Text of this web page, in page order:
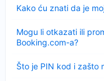
Kako ću znati da je
Mogu li otkazati ili
Booking.com-a?
Što je PIN kod i zašto
Sažeto